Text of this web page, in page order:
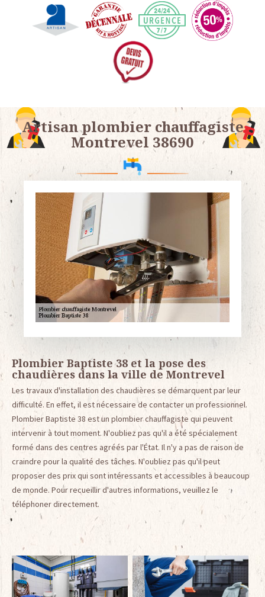
Artisan plombier chauffagiste
Montrevel 38690
Plombier Baptiste 38 et la pose des
chaudières dans la ville de Montrevel
Les travaux d'installation des chaudières se démarquent par leur
difficulté. En effet, il est nécessaire de contacter un professionnel.
Plombier Baptiste 38 est un plombier chauffagiste qui peuvent
intervenir à tout moment. N'oubliez pas qu'il a été spécialement
formé dans des centres agréés par l'État. Il n'y a pas de raison de
craindre pour la qualité des tâches. N'oubliez pas qu'il peut
proposer des prix qui sont intéressants et accessibles à beaucoup
de monde. Pour recueillir d'autres informations, veuillez le
téléphoner directement.